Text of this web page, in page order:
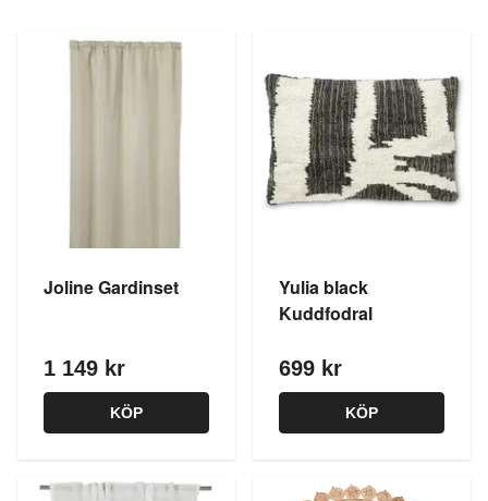
Joline Gardinset
1 149 kr
KÖP
Yulia black
Kuddfodral
699 kr
KÖP